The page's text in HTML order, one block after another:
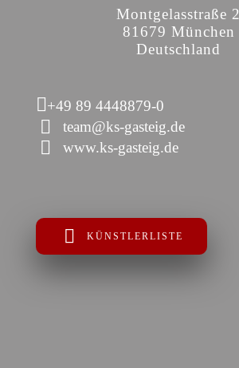
Montgelasstraße 2
81679 München
Deutschland
+49 89 4448879-0
team@ks-gasteig.de
www.ks-gasteig.de
KÜNSTLERLISTE